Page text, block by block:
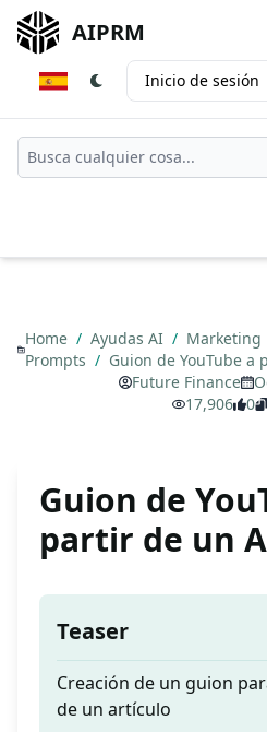
AIPRM
Inicio de sesión
Home / Ayudas AI / Marketing
Prompts / Guion de YouTube
Future Finance
17,906
0
Guion de
partir de un
Teaser
Creación de un guion
de un artículo